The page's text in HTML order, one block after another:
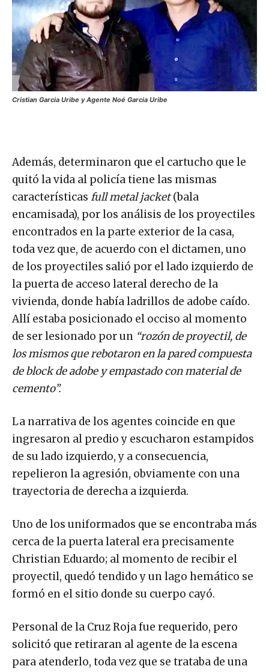
Cristian Garcia Uribe y Agente Noé Garcia Uribe
Además, determinaron que el cartucho que le
quitó la vida al policía tiene las mismas
características full metal jacket(bala
encamisada), por los análisis de los proyectiles
encontrados en la parte exterior de la casa,
toda vez que, de acuerdo con el dictamen, uno
de los proyectiles salió por el lado izquierdo de
la puerta de acceso lateral derecho de la
vivienda, donde había ladrillos de adobe caído.
Allí estaba posicionado el occiso al momento
de ser lesionado por un “rozón de proyectil, de
los mismos que rebotaron en la pared compuesta
de block de adobe y empastado con material de
cemento”.
La narrativa de los agentes coincide en que
ingresaron al predio y escucharon estampidos
de su lado izquierdo, y a consecuencia,
repelieron la agresión, obviamente con una
trayectoria de derecha a izquierda.
Uno de los uniformados que se encontraba más
cerca de la puerta lateral era precisamente
Christian Eduardo; al momento de recibir el
proyectil, quedó tendido y un lago hemático se
formó en el sitio donde su cuerpo cayó.
Personal de la Cruz Roja fue requerido, pero
solicitó que retiraran al agente de la escena
para atenderlo, toda vez que se trataba de una